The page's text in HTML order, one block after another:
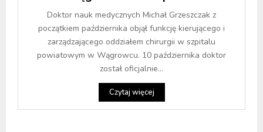
Doktor nauk medycznych Michał Grzeszczak z
początkiem października objął funkcję kierującego i
zarządzającego oddziałem chirurgii w szpitalu
powiatowym w Wągrowcu. 10 października doktor
został oficjalnie...
Czytaj więcej